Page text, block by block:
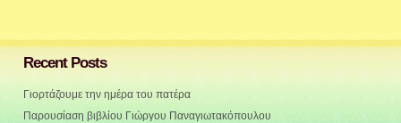
Recent Posts
Γιορτάζουμε την ημέρα του πατέρα
Παρουσίαση βιβλίου Γιώργου Παναγιωτακόπουλου